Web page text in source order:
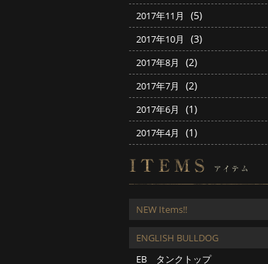
2017年11月 (5)
2017年10月 (3)
2017年8月 (2)
2017年7月 (2)
2017年6月 (1)
2017年4月 (1)
NEW Items!!
ENGLISH BULLDOG
EB タンクトップ